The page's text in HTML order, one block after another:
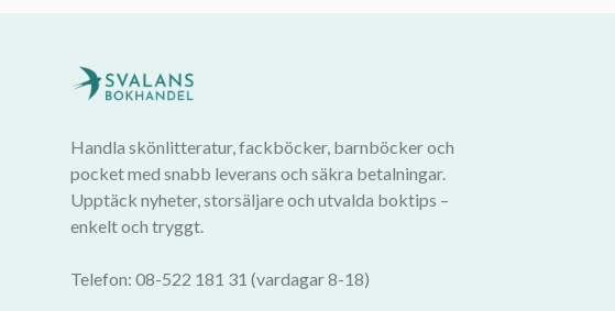
Handla skönlitteratur, fackböcker, barnböcker och
pocket med snabb leverans och säkra betalningar.
Upptäck nyheter, storsäljare och utvalda boktips –
enkelt och tryggt.
Telefon: 08-522 181 31 (vardagar 8-18)